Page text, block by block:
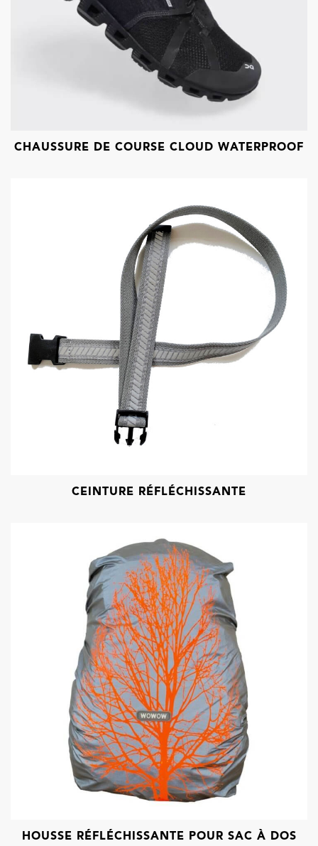
CHAUSSURE DE COURSE CLOUD WATERPROOF
CEINTURE RÉFLÉCHISSANTE
HOUSSE RÉFLÉCHISSANTE POUR SAC À DOS